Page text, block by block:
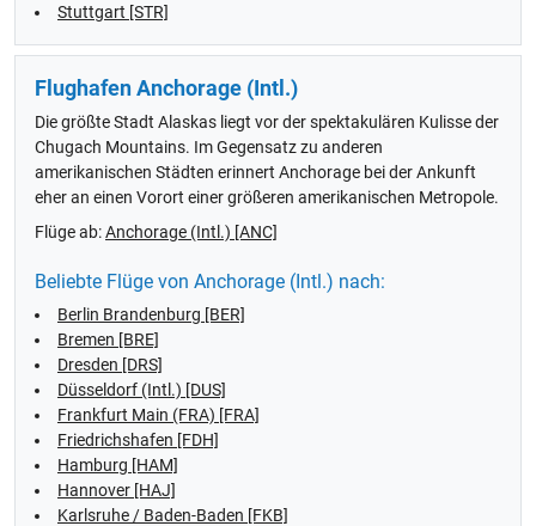
Stuttgart [STR]
Flughafen Anchorage (Intl.)
Die größte Stadt Alaskas liegt vor der spektakulären Kulisse der
Chugach Mountains. Im Gegensatz zu anderen
amerikanischen Städten erinnert Anchorage bei der Ankunft
eher an einen Vorort einer größeren amerikanischen Metropole.
Flüge ab:Anchorage (Intl.) [ANC]
Beliebte Flüge von Anchorage (Intl.) nach:
Berlin Brandenburg [BER]
Bremen [BRE]
Dresden [DRS]
Düsseldorf (Intl.) [DUS]
Frankfurt Main (FRA) [FRA]
Friedrichshafen [FDH]
Hamburg [HAM]
Hannover [HAJ]
Karlsruhe / Baden-Baden [FKB]